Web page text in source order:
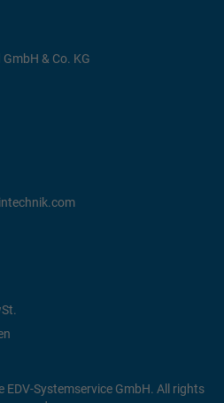
& Co. KG
Systemservice GmbH. All rights